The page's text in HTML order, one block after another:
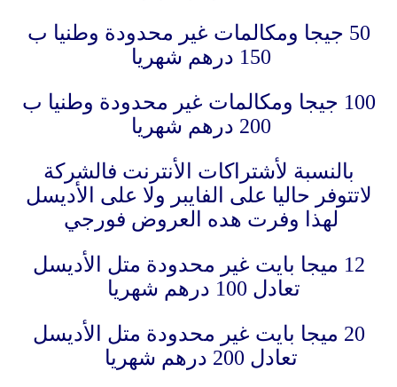
50 جيجا ومكالمات غير محدودة وطنيا ب
150 درهم شهريا
100 جيجا ومكالمات غير محدودة وطنيا ب
200 درهم شهريا
بالنسبة لأشتراكات الأنترنت فالشركة
لاتتوفر حاليا على الفايبر ولا على الأديسل
لهذا وفرت هده العروض فورجي
12 ميجا بايت غير محدودة متل الأديسل
تعادل 100 درهم شهريا
20 ميجا بايت غير محدودة متل الأديسل
تعادل 200 درهم شهريا